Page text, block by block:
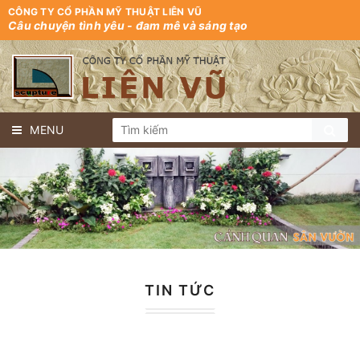
CÔNG TY CỔ PHẦN MỸ THUẬT LIÊN VŨ
Câu chuyện tình yêu - đam mê và sáng tạo
MENU
TIN TỨC